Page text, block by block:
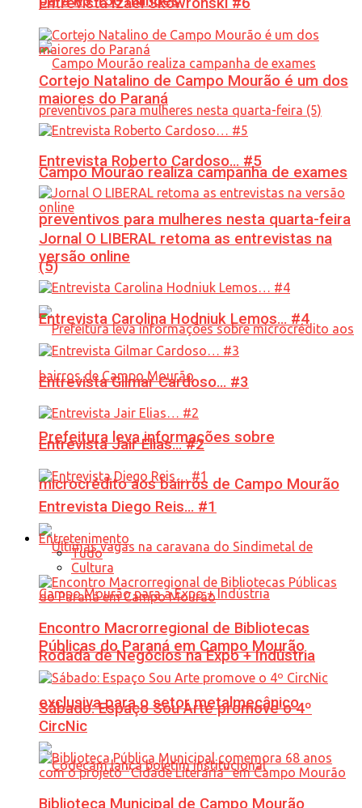
Campo Mourão realiza campanha de exames
preventivos para mulheres nesta quarta-feira
(5)
Prefeitura leva informações sobre
microcrédito aos bairros de Campo Mourão
Rodada de Negócios na Expo + Indústria
exclusiva para o setor metalmecânico
Cortejo Natalino de Campo Mourão é um dos
maiores do Paraná
Entrevista Roberto Cardoso… #5
Jornal O LIBERAL retoma as entrevistas na
versão online
Entrevista Carolina Hodniuk Lemos… #4
Entrevista Gilmar Cardoso… #3
Entrevista Jair Elias… #2
Entrevista Diego Reis… #1
Entretenimento
Tudo
Cultura
Encontro Macrorregional de Bibliotecas
Públicas do Paraná em Campo Mourão
Sábado: Espaço Sou Arte promove o 4º
CircNic
Biblioteca Municipal de Campo Mourão